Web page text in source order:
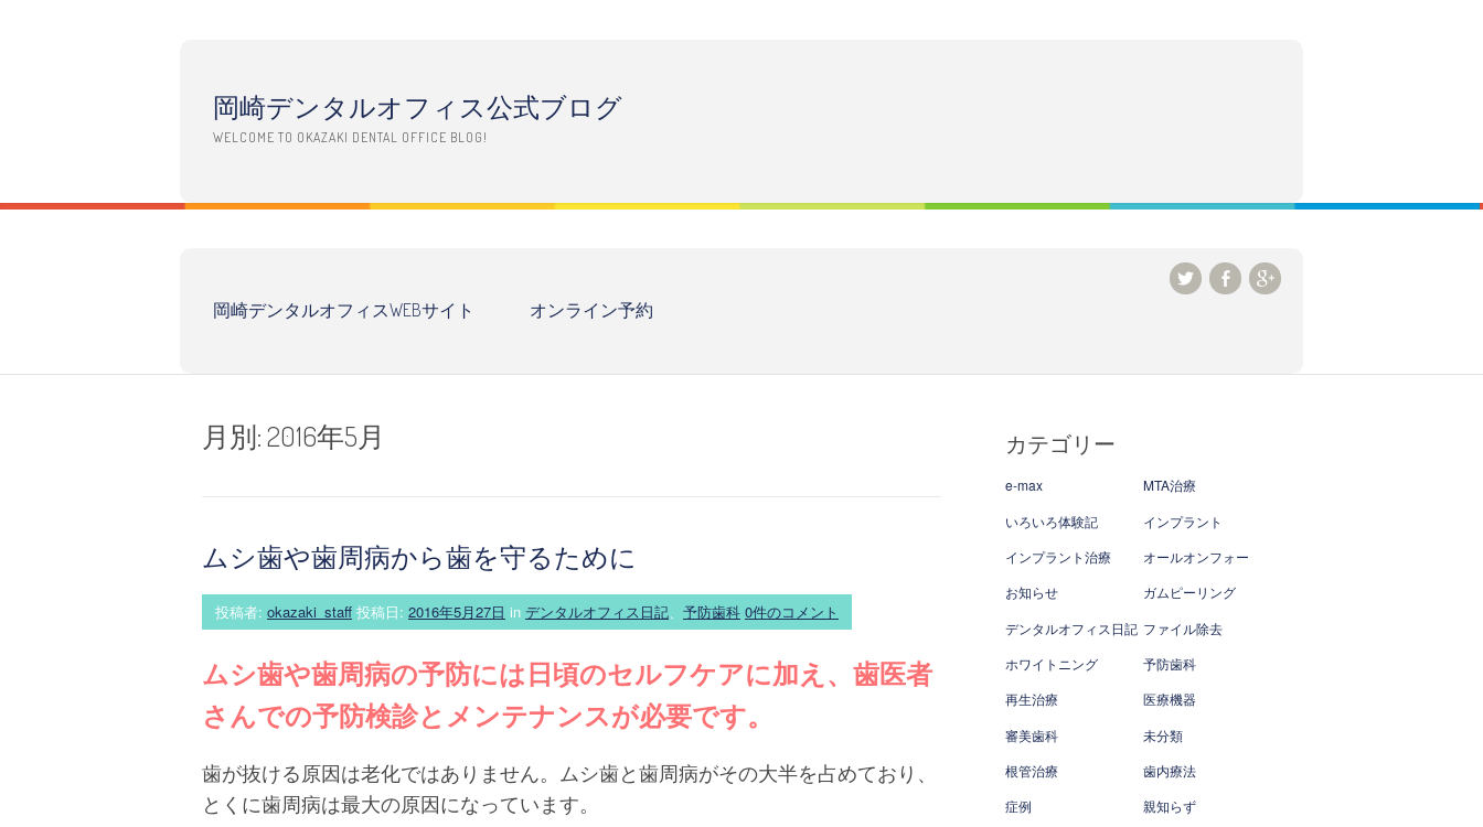
キ
岡崎デンタルオフィス公式ブログ
WELCOME TO OKAZAKI DENTAL OFFICE BLOG!
岡崎デンタルオフィスWEBサイト オンライン予約
月別:2016年5月
ムシ歯や歯周病から歯を守るために
投稿者: okazaki_staff 投稿日: 2016年5月27日 in デンタルオフィス日記 予防歯科 0件のコメント
ムシ歯や歯周病の予防には日頃のセルフケアに加え、歯医者
さんでの予防検診とメンテナンスが必要です。
歯が抜ける原因は老化ではありません。ムシ歯と歯周病がその大半を占めており、
とくに歯周病は最大の原因になっています。
カテゴリー
e-max
MTA治療
いろいろ体験記
インプラント
インプラント治療
オールオンフォー
お知らせ
ガムピーリング
デンタルオフィス日記 ファイル除去
ホワイトニング
予防歯科
再生治療
医療機器
審美歯科
未分類
根管治療
歯内療法
症例
親知らず